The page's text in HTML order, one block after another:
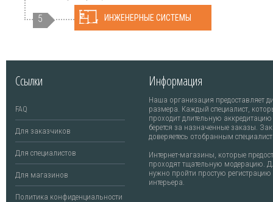
5 ИНЖЕНЕРНЫЕ СИСТЕМЫ
Ссылки
FAQ
Для заказчиков
Для специалистов
Для магазинов
Политика конфиденциальности
Информация
Наша организация предоставляет
размера. Каждый специалист,
проходит длительную
берется за назначенные заказы.
доверяетесь отобранным
Интернет-магазины, которые
проходят тщательную модерацию.
нужно пройти простую
интерьера.